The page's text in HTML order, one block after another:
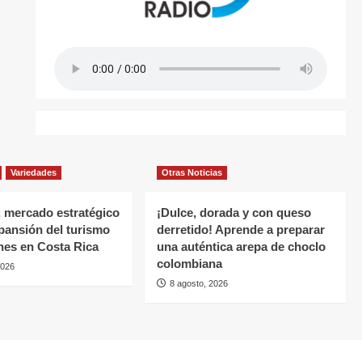
Variedades
mercado estratégico
del turismo
en Costa Rica
Otras Noticias
¡Dulce, dorada y con queso
derretido! Aprende a preparar
una auténtica arepa de choclo
colombiana
8 agosto, 2026